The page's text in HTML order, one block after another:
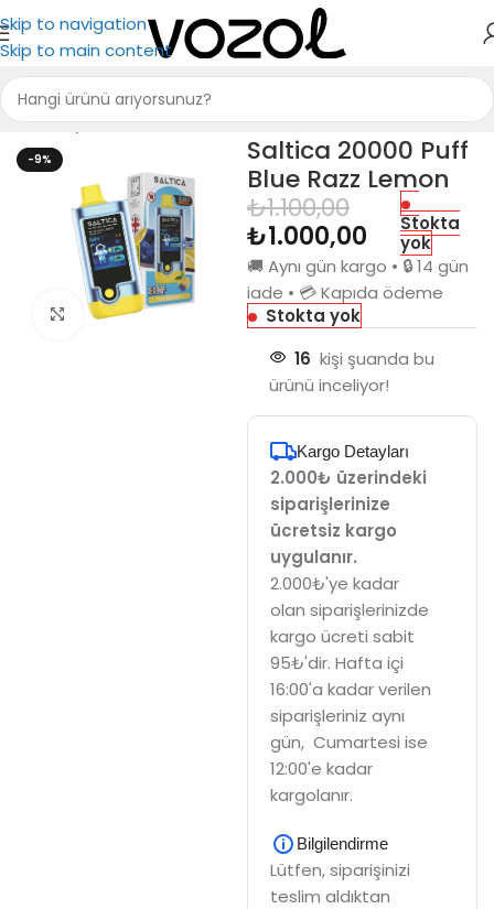
Skip to navigation
Skip to main content
Ana Sayfa Saltica Saltica 20000
-9%
Büyütmek için tıkla
Saltica 20000 Puff
Blue Razz Lemon
₺1.100,00
₺1.000,00
Stokta
yok
🚚 Aynı gün kargo • 🔒 14 gün
iade • 💳 Kapıda ödeme
Stokta yok
16 kişi şuanda bu
ürünü inceliyor!
Kargo Detayları
2.000₺ üzerindeki
siparişlerinize
ücretsiz kargo
uygulanır.
2.000₺'ye kadar
olan siparişlerinizde
kargo ücreti sabit
95₺'dir. Hafta içi
16:00'a kadar verilen
siparişleriniz aynı
gün, Cumartesi ise
12:00'e kadar
kargolanır.
Bilgilendirme
Lütfen, siparişinizi
teslim aldıktan